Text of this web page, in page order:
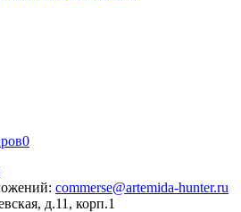
0
commerse@artemida-hunter.ru
д.11, корп.1